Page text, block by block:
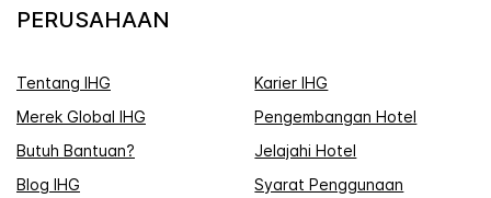
PERUSAHAAN
Tentang IHG
Karier IHG
Merek Global IHG
Pengembangan Hotel
Butuh Bantuan?
Jelajahi Hotel
Blog IHG
Syarat Penggunaan